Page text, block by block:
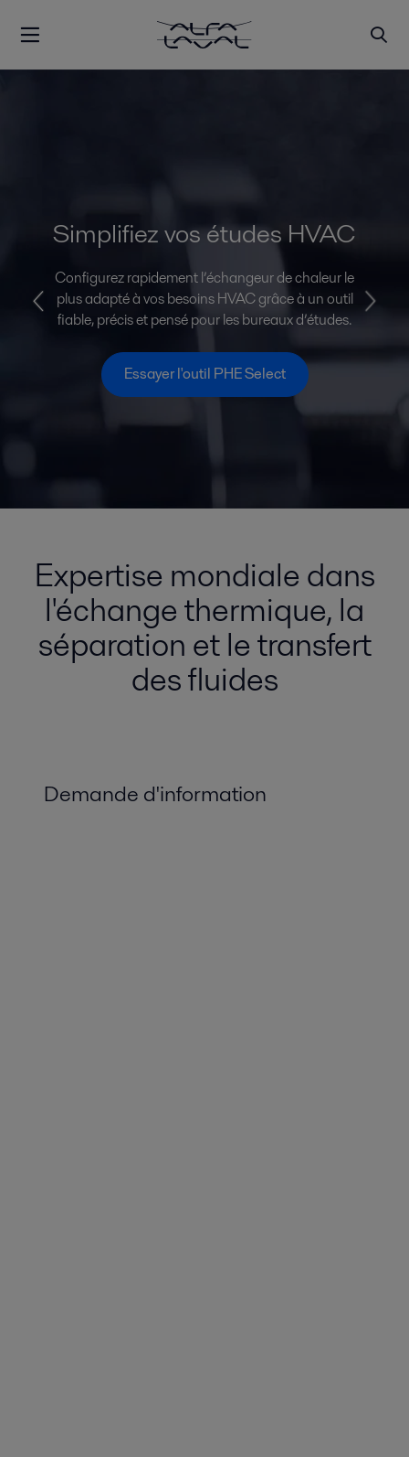
Simplifiez vos études HVAC
Configurez rapidement l’échangeur de chaleur le
plus adapté à vos besoins HVAC grâce à un outil
fiable, précis et pensé pour les bureaux d’études.
Essayer l'outil PHE Select
Expertise mondiale dans
l'échange thermique, la
séparation et le transfert
des fluides
Demande d'information